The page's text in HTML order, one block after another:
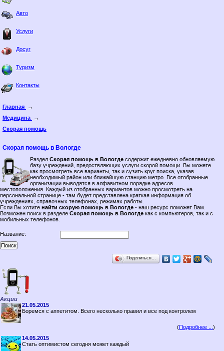
Авто
Услуги
Досуг
Туризм
Контакты
Главная
→
Медицина
→
Скорая помощь
Скорая помощь в Вологде
Раздел Скорая помощь в Вологде содержит ежедневно обновляемую
базу учреждений, предоствляющих услуги скорой помощи. Вы можете
как просмотреть все варианты, так и сузить круг поиска, указав
необходимый район или ближайшую станцию метро. Все отобранные
организации выводятся в алфавитном порядке адресов
местоположения. Каждый из отобранных вариантов можно просмотреть на
персональной странице - там будет представлена краткая информация об
учреждениях, справочных телефонах, режимах работы.
Если Вы хотите найти скорую помощь в Вологде - наш ресурс поможет Вам.
Возможен поиск в разделе Скорая помощь в Вологде как с компьютеров, так и с
мобильных телефонов.
Название:
Поделиться…
Акции
21.05.2015
Боремся с аппетитом. Всего несколько правил и все под контролем
(Подробнее ...)
14.05.2015
Стать оптимистом сегодня может каждый